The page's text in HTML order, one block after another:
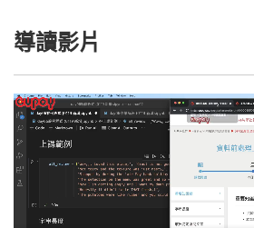
導讀影片